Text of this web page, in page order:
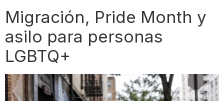
Migración, Pride Month y
asilo para personas
LGBTQ+